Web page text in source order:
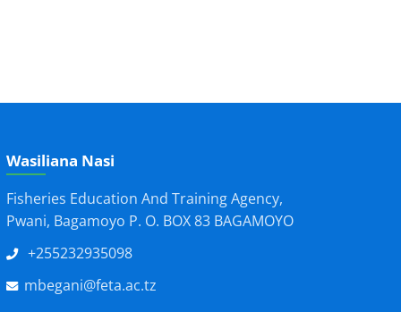
Wasiliana Nasi
Fisheries Education And Training Agency,
Pwani, Bagamoyo P. O. BOX 83 BAGAMOYO
+255232935098
mbegani@feta.ac.tz